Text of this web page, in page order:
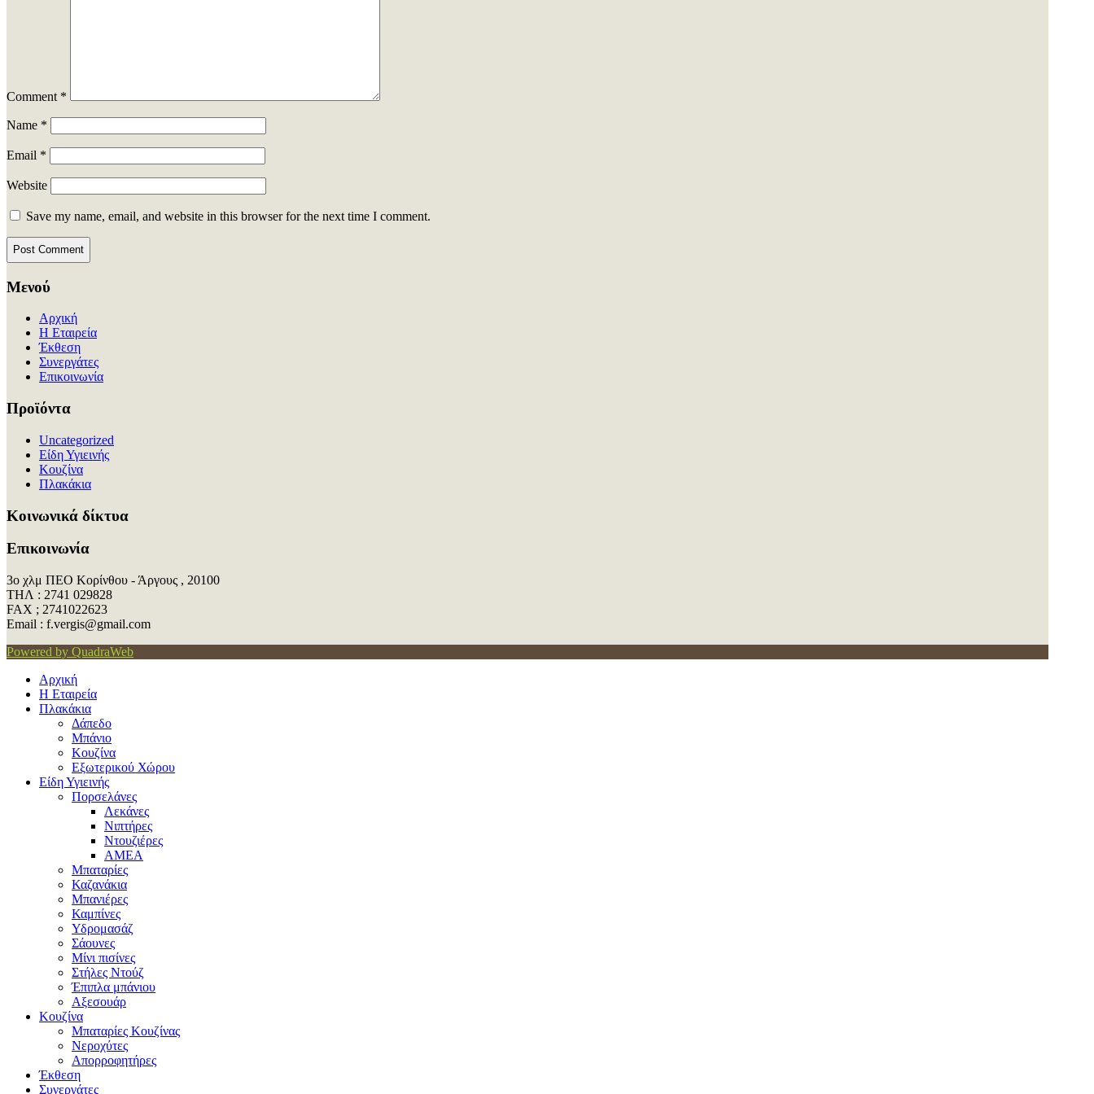
Comment *
Name *
Email *
Website
Save my name, email, and website in this browser for the next time I comment.
Μενού
Αρχική
Η Εταιρεία
Έκθεση
Συνεργάτες
Επικοινωνία
Προϊόντα
Uncategorized
Είδη Υγιεινής
Κουζίνα
Πλακάκια
Kοινωνικά δίκτυα
Επικοινωνία
3ο χλμ ΠΕΟ Κορίνθου - Άργους , 20100
ΤΗΛ : 2741 029828
FAX ; 2741022623
Εmail : f.vergis@gmail.com
Powered by QuadraWeb
Αρχική
Η Εταιρεία
Πλακάκια
Δάπεδο
Μπάνιο
Κουζίνα
Εξωτερικού Χώρου
Είδη Υγιεινής
Πορσελάνες
Λεκάνες
Νιπτήρες
Ντουζιέρες
ΑΜΕΑ
Μπαταρίες
Καζανάκια
Μπανιέρες
Καμπίνες
Υδρομασάζ
Σάουνες
Μίνι πισίνες
Στήλες Ντούζ
Έπιπλα μπάνιου
Αξεσουάρ
Κουζίνα
Μπαταρίες Κουζίνας
Νεροχύτες
Απορροφητήρες
Έκθεση
Συνεργάτες